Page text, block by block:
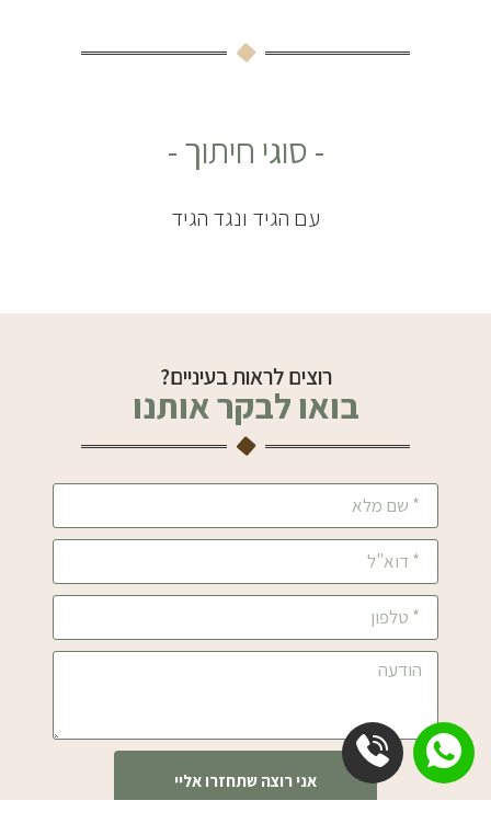
- סוגי חיתוך -
עם הגיד ונגד הגיד
רוצים לראות בעיניים?
בואו לבקר אותנו
אני רוצה שתחזרו אליי